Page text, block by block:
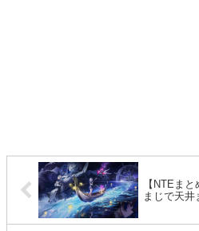
【NTEま
まじで天井